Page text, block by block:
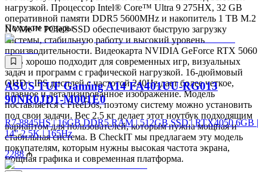
нагрузкой. Процессор Intel® Core™ Ultra 9 275HX, 32 GB
оперативной памяти DDR5 5600MHz и накопитель 1 TB M.2
NVMe™ PCIe® SSD обеспечивают быструю загрузку
системы, стабильную работу и высокий уровень
производительности. Видеокарта NVIDIA GeForce RTX 5060
8GB хорошо подходит для современных игр, визуальных
задач и программ с графической нагрузкой. 16-дюймовый
QHD+ IPS дисплей с частотой 240Hz дает более четкое,
плавное и детализированное изображение. Модель
поставляется с FreeDos, поэтому систему можно установить
под свои задачи. Вес 2.5 кг делает этот ноутбук подходящим
вариантом для пользователей, которым нужна мощная и
стабильная система. В CheckIT мы предлагаем эту модель
покупателям, которым нужны высокая частота экрана,
мощная графика и современная платформа.
Похожие товары
ASUS TUF Gaming A14 FA401UU-RG013
90NR0JD1-M001E0
R7-8845HS | 16GB DDR5 RAM | 512GB SSD | RTX4050 6GB |
14" 2.5K | 165Hz
2288